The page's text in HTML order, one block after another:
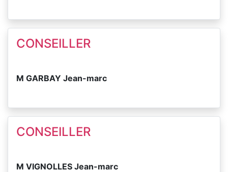
CONSEILLER
M GARBAY Jean-marc
CONSEILLER
M VIGNOLLES Jean-marc